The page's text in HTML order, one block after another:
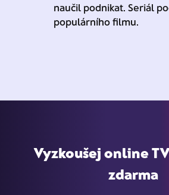
naučil podnikat. Seriál
populárního filmu.
Vyzkoušej online
zdarma